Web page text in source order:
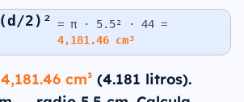
2)² = π · 5.5² · 44 =
4,181.46 cm³
4,181.46 cm³ (4.181 litros).